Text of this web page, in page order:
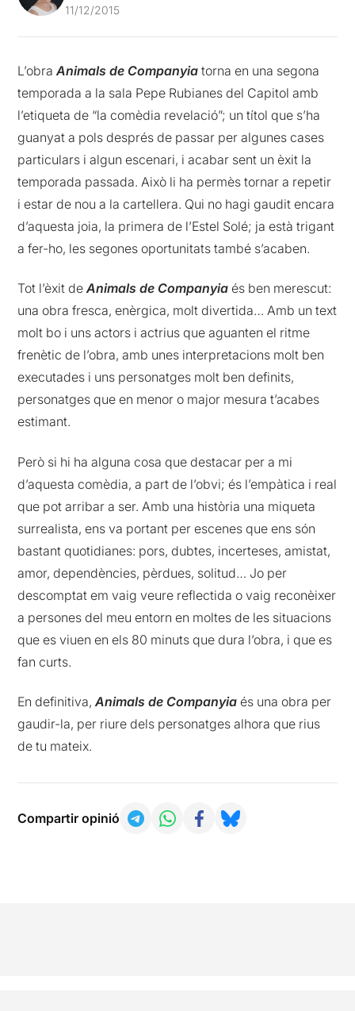
11/12/2015
L’obraAnimals de Companyia torna en una segona
temporada a la sala Pepe Rubianes del Capitol amb
l’etiqueta de “la comèdia revelació”; un títol que s’ha
guanyat a pols després de passar per algunes cases
particulars i algun escenari, i acabar sent un èxit la
temporada passada. Això li ha permès tornar a repetir
i estar de nou a la cartellera. Qui no hagi gaudit encara
d’aquesta joia, la primera de l’Estel Solé; ja està trigant
a fer-ho, les segones oportunitats també s’acaben.
Tot l’èxit deAnimals de Companyia és ben merescut:
una obra fresca, enèrgica, molt divertida… Amb un text
molt bo i uns actors i actrius que aguanten el ritme
frenètic de l’obra, amb unes interpretacions molt ben
executades i uns personatges molt ben definits,
personatges que en menor o major mesura t’acabes
estimant.
Però si hi ha alguna cosa que destacar per a mi
d’aquesta comèdia, a part de l’obvi; és l’empàtica i real
que pot arribar a ser. Amb una història una miqueta
surrealista, ens va portant per escenes que ens són
bastant quotidianes: pors, dubtes, incerteses, amistat,
amor, dependències, pèrdues, solitud… Jo per
descomptat em vaig veure reflectida o vaig reconèixer
a persones del meu entorn en moltes de les situacions
que es viuen en els 80 minuts que dura l’obra, i que es
fan curts.
En definitiva,Animals de Companyia és una obra per
gaudir-la, per riure dels personatges alhora que rius
de tu mateix.
Compartir opinió